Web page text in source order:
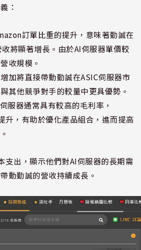
：
訂單比重的提升，意味著勤誠在
將顯著增長。由於AI伺服器單價較
收規模。
增加將直接帶動勤誠在ASIC伺服器市
其他競爭對手的較量中更具優勢。
伺服器通常具有較高的毛利率，
升，有助於優化產品組合，進而提高
支出，顯示他們對AI伺服器的長期需
動勤誠的營收持續成長。